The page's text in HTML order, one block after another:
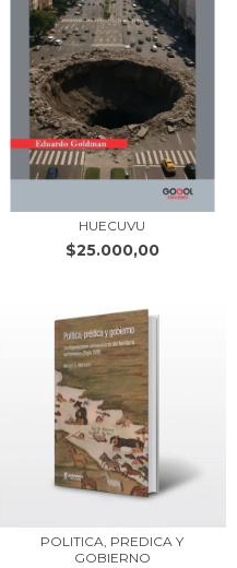
HUECUVU
$25.000,00
POLITICA, PREDICA Y
GOBIERNO